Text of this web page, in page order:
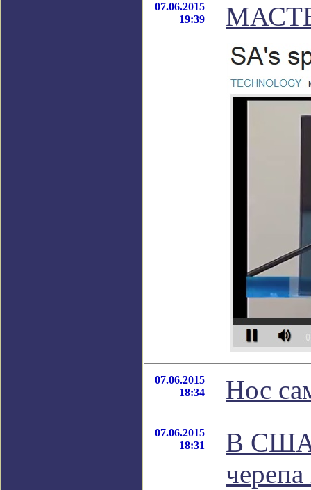
07.06.2015
19:39
07.06.2015
18:34
Нос
07.06.2015
18:31
В США